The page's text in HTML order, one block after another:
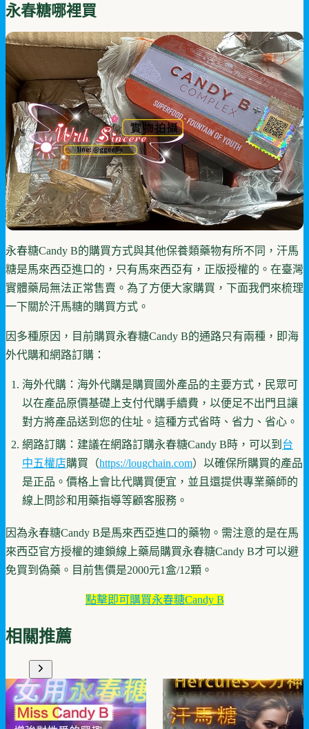
永春糖哪裡買
永春糖Candy B的購買方式與其他保養類藥物有所不同，汗馬
糖是馬來西亞進口的，只有馬來西亞有，正版授權的。在臺灣
實體藥局無法正常售賣。為了方便大家購買，下面我們來梳理
一下關於汗馬糖的購買方式。
因多種原因，目前購買永春糖Candy B的通路只有兩種，即海
外代購和網路訂購：
海外代購：海外代購是購買國外產品的主要方式，民眾可
以在產品原價基礎上支付代購手續費，以便足不出門且讓
對方將產品送到您的住址。這種方式省時、省力、省心。
網路訂購：建議在網路訂購永春糖Candy B時，可以到 台
中五權店購買（https://lougchain.com）以確保所購買的產品
是正品。價格上會比代購買便宜，並且還提供專業藥師的
線上問診和用藥指導等顧客服務。
因為永春糖Candy B是馬來西亞進口的藥物。需注意的是在馬
來西亞官方授權的連鎖線上藥局購買永春糖Candy B才可以避
免買到偽藥。目前售價是2000元1盒/12顆。
點擊即可購買永春糖Candy B
相關推薦